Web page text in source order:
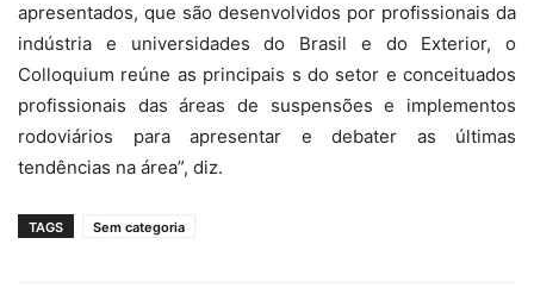
apresentados, que são desenvolvidos por profissionais da
indústria e universidades do Brasil e do Exterior, o
Colloquium reúne as principais s do setor e conceituados
profissionais das áreas de suspensões e implementos
rodoviários para apresentar e debater as últimas
tendências na área”, diz.
TAGS Sem categoria